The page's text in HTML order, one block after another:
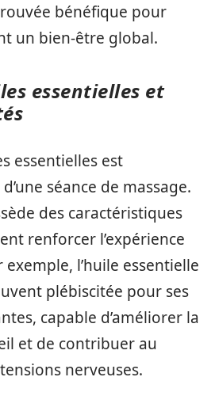
bénéfique pour
un bien-être global.
essentielles et
essentielles est
séance de massage.
des caractéristiques
renforcer l’expérience
l’huile essentielle
plébiscitée pour ses
capable d’améliorer la
et de contribuer au
nerveuses.